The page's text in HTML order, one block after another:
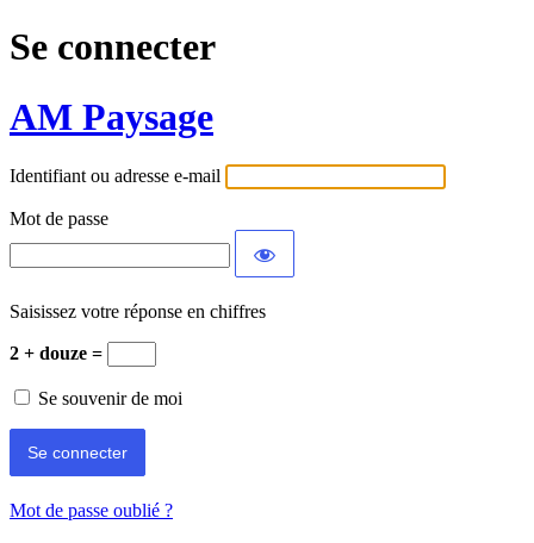
Se connecter
AM Paysage
Identifiant ou adresse e-mail
Mot de passe
Saisissez votre réponse en chiffres
2 + douze =
Se souvenir de moi
Mot de passe oublié ?